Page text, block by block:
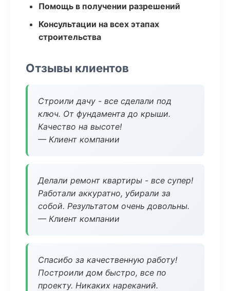
Помощь в получении разрешений
Консультации на всех этапах
строительства
Отзывы клиентов
Строили дачу - все сделали под
ключ. От фундамента до крыши.
Качество на высоте!
— Клиент компании
Делали ремонт квартиры - все супер!
Работали аккуратно, убирали за
собой. Результатом очень довольны.
— Клиент компании
Спасибо за качественную работу!
Построили дом быстро, все по
проекту. Никаких нареканий.